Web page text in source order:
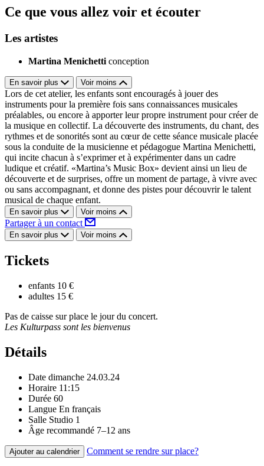
Ce que vous allez voir et écouter
Les artistes
Martina Menichetti conception
En savoir plus Voir moins
Lors de cet atelier, les enfants sont encouragés à jouer des
instruments pour la première fois sans connaissances musicales
préalables, ou encore à apporter leur propre instrument pour créer de
la musique en collectif. La découverte des instruments, du chant, des
rythmes et de sonorités sont au cœur de cette séance musicale placée
sous la conduite de la musicienne et pédagogue Martina Menichetti,
qui incite chacun à s’exprimer et à expérimenter dans un cadre
ludique et créatif. «Martina’s Music Box» devient ainsi un lieu de
découverte et de surprises, offre un moment de partage, à vivre avec
ou sans accompagnant, et donne des pistes pour découvrir le talent
musical de chaque enfant.
En savoir plus Voir moins
Partager à un contact
En savoir plus Voir moins
Tickets
enfants 10 €
adultes 15 €
Pas de caisse sur place le jour du concert.
Les Kulturpass sont les bienvenus
Détails
Date dimanche 24.03.24
Horaire 11:15
Durée 60
Langue En français
Salle Studio 1
Âge recommandé 7–12 ans
Ajouter au calendrier Comment se rendre sur place?